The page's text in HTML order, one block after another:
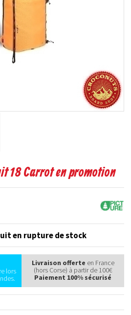
18 Carrot en promotion
en rupture de stock
lors
Livraison offerte en France
(hors Corse) à partir de 100€
Paiement 100% sécurisé